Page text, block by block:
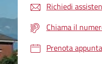
Richiedi
Chiama il
Prenota